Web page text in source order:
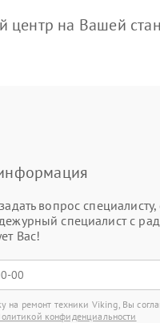
центр на Вашей
вопрос специалисту,
специалист с
Вас!
на ремонт техники Viking, Вы
конфиденциальности